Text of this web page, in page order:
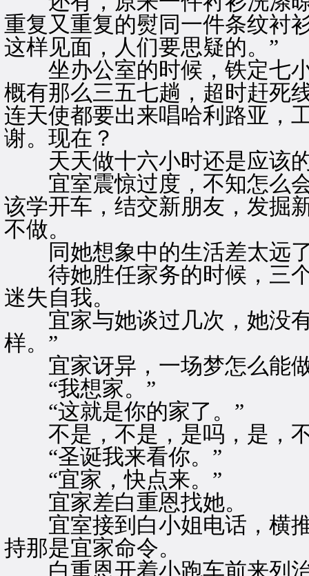
重复又重复的熨同一件条纹衬
这样见面，人们要思疑的。”
坐办公室的时候，铁定七小
概有那么三五七趟，超时赶死
连天使都要出来唱哈利路亚，
谢。现在？
天天做十六小时还是应该
宜室震惊过度，不知怎么会
该学开车，结交新朋友，发掘
不做。
同她想象中的生活差太远
待她胜任家务的时候，三个
迷失自我。
宜家与她谈过几次，她没有
样。”
宜家讶异，一场梦怎么能
“我想家。”
“这就是你的家了。”
不是，不是，是吗，是，
“圣诞我来看你。”
“宜家，快点来。”
宜家差白重恩找她。
宜室接到白小姐电话，横推
持那是宜家命令。
白重恩开着小跑车前来列治